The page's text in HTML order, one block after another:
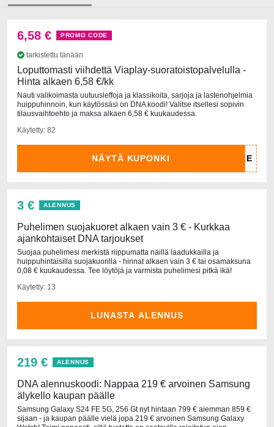
6,58 € PROMO CODE
tarkistettu tänään
Loputtomasti viihdettä Viaplay-suoratoistopalvelulla -
Hinta alkaen 6,58 €/kk
Nauti valikoimasta uutuusleffoja ja klassikoita, sarjoja ja lastenohjelmia
huippuhinnoin, kun käytössäsi on DNA koodi! Valitse itsellesi sopivin
tilausvaihtoehto ja maksa alkaen 6,58 € kuukaudessa.
Käytetty: 82
NÄYTÄ KUPONKI
3 € ALENNUS
Puhelimen suojakuoret alkaen vain 3 € - Kurkkaa
ajankohtaiset DNA tarjoukset
Suojaa puhelimesi merkistä riippumatta näillä laadukkailla ja
huippuhintaisilla suojakuorilla - hinnat alkaen vain 3 € tai osamaksuna
0,08 € kuukaudessa. Tee löytöjä ja varmista puhelimesi pitkä ikä!
Käytetty: 13
LUNASTA ALENNUS
219 € ALENNUS
DNA alennuskoodi: Nappaa 219 € arvoinen Samsung
älykello kaupan päälle
Samsung Galaxy S24 FE 5G, 256 Gt nyt hintaan 799 € aiemman 859 €
sijaan - ja kaupan päälle vielä jopa 219 € arvoinen Samsung Galaxy